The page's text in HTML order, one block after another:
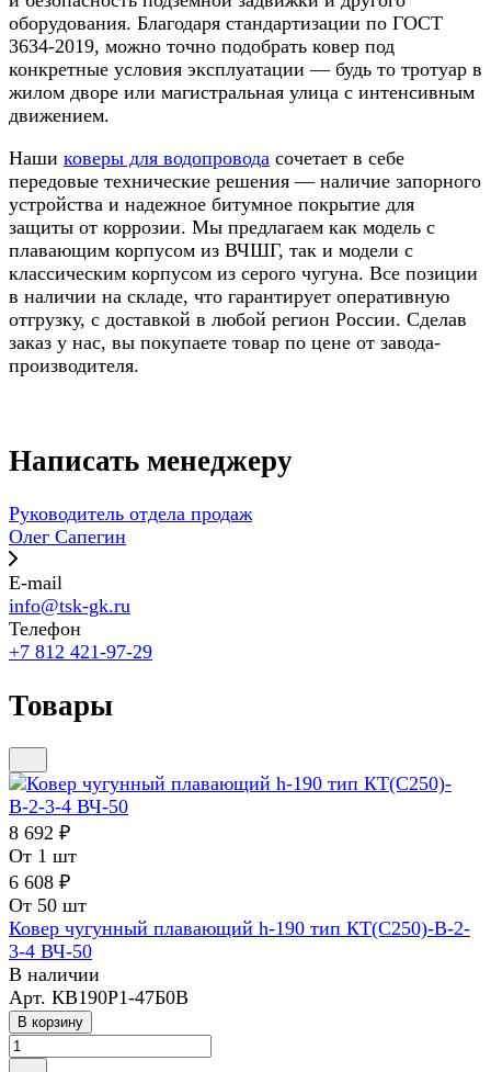
оборудования. Благодаря стандартизации по ГОСТ
3634-2019, можно точно подобрать ковер под
конкретные условия эксплуатации — будь то тротуар в
жилом дворе или магистральная улица с интенсивным
движением.
Наши коверы для водопровода сочетает в себе
передовые технические решения — наличие запорного
устройства и надежное битумное покрытие для
защиты от коррозии. Мы предлагаем как модель с
плавающим корпусом из ВЧШГ, так и модели с
классическим корпусом из серого чугуна. Все позиции
в наличии на складе, что гарантирует оперативную
отгрузку, с доставкой в любой регион России. Сделав
заказ у нас, вы покупаете товар по цене от завода-
производителя.
Написать менеджеру
Руководитель отдела продаж
Олег Сапегин
E-mail
info@tsk-gk.ru
Телефон
+7 812 421-97-29
Товары
8 692 ₽
От 1 шт
6 608 ₽
От 50 шт
Ковер чугунный плавающий h-190 тип КТ(С250)-В-2-
3-4 ВЧ-50
В наличии
Арт. КВ190Р1-47Б0В
В корзину